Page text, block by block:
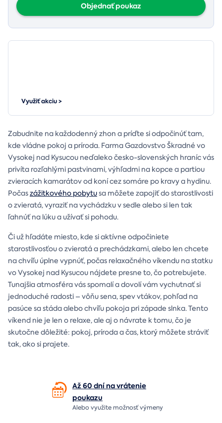
Objednať poukaz
Využiť akciu >
Zabudnite na každodenný zhon a príďte si odpočinúť tam,
kde vládne pokoj a príroda. Farma Gazdovstvo Škradné vo
Vysokej nad Kysucou neďaleko česko-slovenských hraníc vás
privíta rozľahlými pastvinami, výhľadmi na kopce a partiou
zvieracích kamarátov od koní cez somáre po kravy a hydinu.
Počaszážitkového pobytusa môžete zapojiť do starostlivosti
o zvieratá, vyraziť na vychádzku v sedle alebo si len tak
ľahnúť na lúku a užívať si pohodu.
Či už hľadáte miesto, kde si aktívne odpočiniete
starostlivosťou o zvieratá a prechádzkami, alebo len chcete
na chvíľu úplne vypnúť, počas relaxačného víkendu na statku
vo Vysokej nad Kysucou nájdete presne to, čo potrebujete.
Tunajšia atmosféra vás spomalí a dovolí vám vychutnať si
jednoduché radosti – vôňu sena, spev vtákov, pohľad na
pasúce sa stáda alebo chvíľu pokoja pri západe slnka. Tento
víkend nie je len o relaxe, ale aj o návrate k tomu, čo je
skutočne dôležité: pokoj, príroda a čas, ktorý môžete stráviť
tak, ako si prajete.
Až 60 dní na vrátenie
poukazu
Alebo využite možnosť výmeny